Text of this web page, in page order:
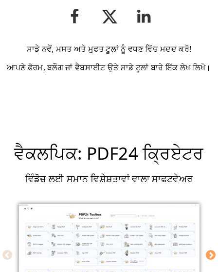
ਸਾਡੇ ਨਵੇਂ, ਮਸਤ ਅਤੇ ਮੁਫਤ ਟੂਲਾਂ ਨੂੰ ਵਧਣ ਵਿੱਚ ਮਦਦ ਕਰੋ!
ਆਪਣੇ ਫੋਰਮ, ਬਲੌਗ ਜਾਂ ਵੈਬਸਾਈਟ ਉਤੇ ਸਾਡੇ ਟੂਲਾਂ ਬਾਰੇ ਇੱਕ ਲੇਖ ਲਿਖੋ।
ਵੈਕਲਪਿਕ: PDF24 ਕ੍ਰਿਏਟਰ
ਵਿੰਡੋਜ਼ ਲਈ ਸਮਾਨ ਵਿਸ਼ੇਸ਼ਤਾਵਾਂ ਵਾਲਾ ਸਾਫਟਵੇਅਰ